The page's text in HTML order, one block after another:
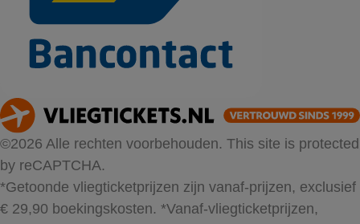
©2026 Alle rechten voorbehouden. This site is protected
by reCAPTCHA.
*Getoonde vliegticketprijzen zijn vanaf-prijzen, exclusief
€ 29,90 boekingskosten. *Vanaf-vliegticketprijzen,